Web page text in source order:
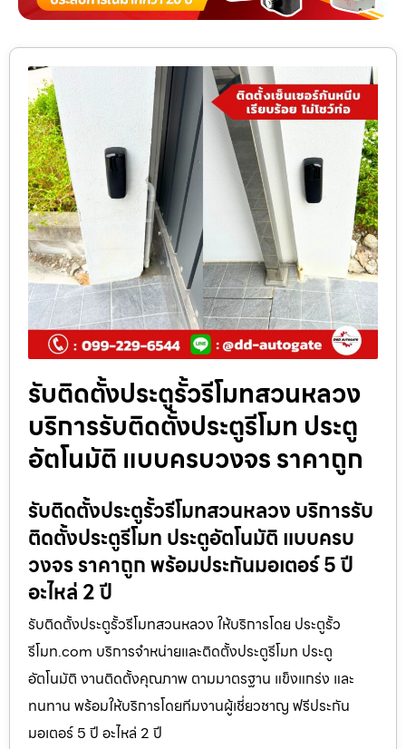
รับติดตั้งประตูรั้วรีโมทสวนหลวง
บริการรับติดตั้งประตูรีโมท ประตู
อัตโนมัติ แบบครบวงจร ราคาถูก
รับติดตั้งประตูรั้วรีโมทสวนหลวง บริการรับ
ติดตั้งประตูรีโมท ประตูอัตโนมัติ แบบครบ
วงจร ราคาถูก พร้อมประกันมอเตอร์ 5 ปี
อะไหล่ 2 ปี
รับติดตั้งประตูรั้วรีโมทสวนหลวง ให้บริการโดย ประตูรั้ว
รีโมท.com บริการจำหน่ายและติดตั้งประตูรีโมท ประตู
อัตโนมัติ งานติดตั้งคุณภาพ ตามมาตรฐาน แข็งแกร่ง และ
ทนทาน พร้อมให้บริการโดยทีมงานผู้เชี่ยวชาญ ฟรีประกัน
มอเตอร์ 5 ปี อะไหล่ 2 ปี